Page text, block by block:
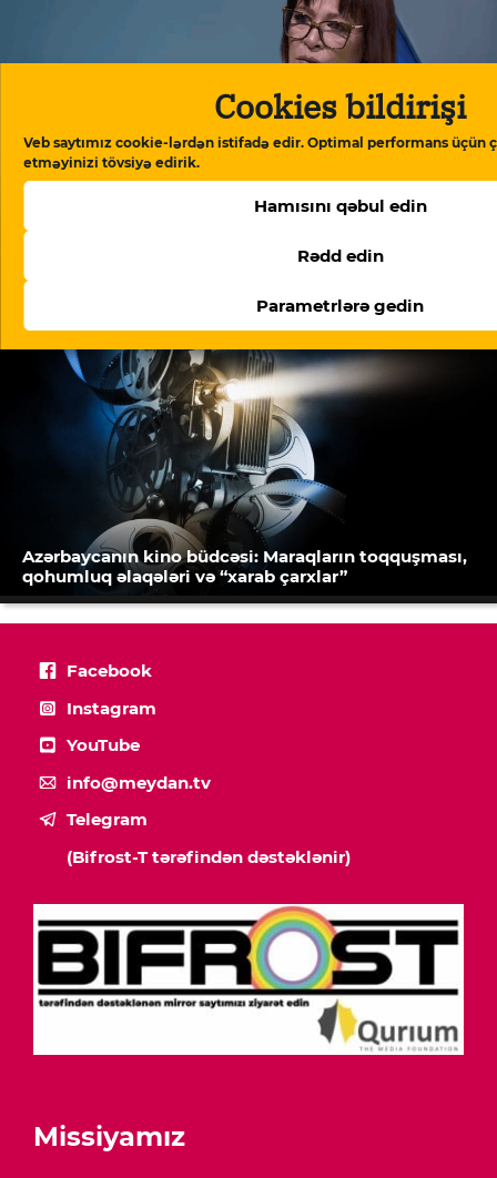
Cookies bildirişi
Veb saytımız cookie-lərdən istifadə edir. Optimal performans üçün
etməyinizi tövsiyə edirik.
Hamısını qəbul edin
Rədd edin
Parametrlərə gedin
Mehriban Xanlarova: “Mehriban Ələkbərzadə
Prezident Administrasiyasındakı rəfiqəsinə
arxalanaraq məni işdən çıxardı”
Azərbaycanın kino büdcəsi: Maraqların toqquşması,
qohumluq əlaqələri və “xarab çarxlar”
Facebook
Instagram
YouTube
info@meydan.tv
Telegram
(Bifrost-T tərəfindən dəstəklənir)
Missiyamız